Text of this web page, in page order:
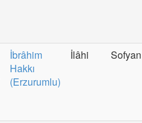
İbrâhim
Hakkı
(Erzurumlu)
İlâhi Sofyan